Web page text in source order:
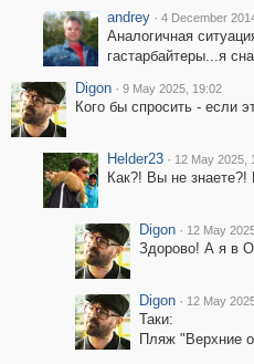
andrey · 4 December
Аналогичная
гастарбайтеры...я
Digon · 9 May 2025, 19:02
Кого бы спросить - если
Helder23 · 12 May 2025,
Как?! Вы не знаете?!
Digon · 12 May
Здорово! А я в
Digon · 12 May
Таки:
Пляж "Верхние